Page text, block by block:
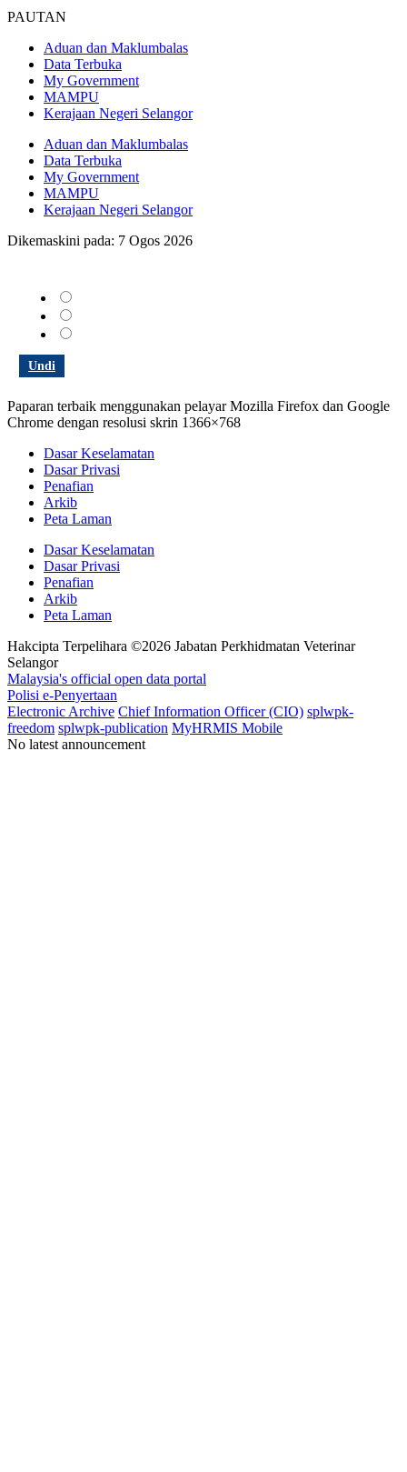
PAUTAN
Aduan dan Maklumbalas
Data Terbuka
My Government
MAMPU
Kerajaan Negeri Selangor
Aduan dan Maklumbalas
Data Terbuka
My Government
MAMPU
Kerajaan Negeri Selangor
Dikemaskini pada: 7 Ogos 2026
Undi
Paparan terbaik menggunakan pelayar Mozilla Firefox dan Google
Chrome dengan resolusi skrin 1366×768
Dasar Keselamatan
Dasar Privasi
Penafian
Arkib
Peta Laman
Dasar Keselamatan
Dasar Privasi
Penafian
Arkib
Peta Laman
Dasar Privasi
Dasar Privasi Dasar Keselamatan
Hakcipta Terpelihara ©2026 Jabatan Perkhidmatan Veterinar
Selangor
Malaysia's official open data portal
Polisi e-Penyertaan
Electronic Archive Chief Information Officer (CIO) splwpk-
freedom splwpk-publication MyHRMIS Mobile
No latest announcement